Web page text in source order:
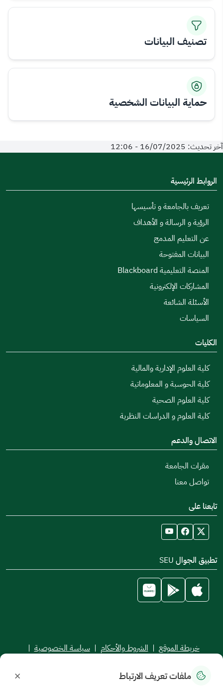
تصنيف البيانات
حماية البيانات الشخصية
آخر تحديث: 16/07/2025 - 12:06
الروابط الرئيسية
تعريف بالجامعة و تأسيسها
الرؤية و الرسالة و الأهداف
عن التعليم المدمج
البيانات المفتوحة
المنصة التعليمية Blackboard
المشاركات الإلكترونية
الأسئلة الشائعة
السياسات
الكليات
كلية العلوم الإدارية والمالية
كلية الحوسبة و المعلوماتية
كلية العلوم الصحية
كلية العلوم و الدراسات النظرية
الاتصال والدعم
مقرات الجامعة
تواصل معنا
تابعنا على
تطبيق الجوال SEU
خريطة الموقع | الشروط والأحكام | سياسة الخصوصية |
جميع الحقوق محفوظة للجامعة السعودية الإلكترونية © 2026
ملفات تعريف الارتباط ×